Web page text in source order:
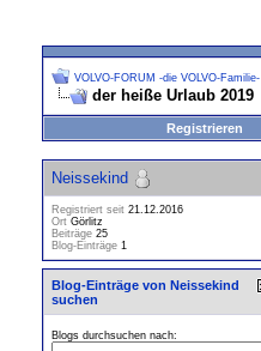
VOLVO-FORUM -die VOLVO-Familie-
der heiße Urlaub 2019
Registrieren
Neissekind
Registriert seit 21.12.2016
Ort Görlitz
Beiträge 25
Blog-Einträge 1
Blog-Einträge von Neissekind
suchen
Blogs durchsuchen nach: